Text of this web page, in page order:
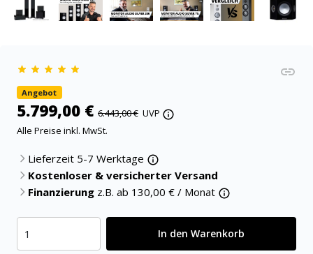
Angebot
5.799,00 € 6.443,00 € UVP
Alle Preise inkl. MwSt.
Lieferzeit 5-7 Werktage
Kostenloser & versicherter Versand
Finanzierung z.B. ab 130,00 € / Monat
In den Warenkorb